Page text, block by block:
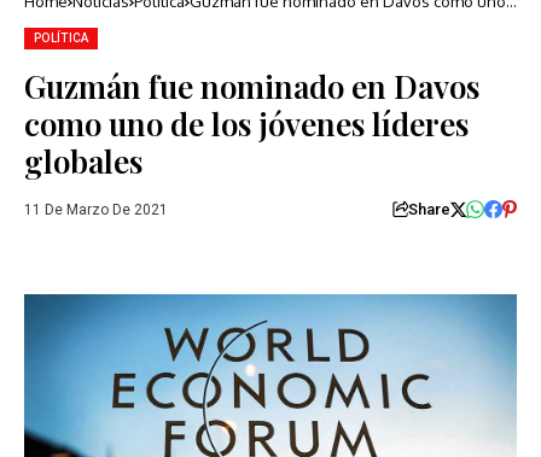
POLÍTICA
Guzmán fue nominado en Davos
como uno de los jóvenes líderes
globales
11 De Marzo De 2021 Share